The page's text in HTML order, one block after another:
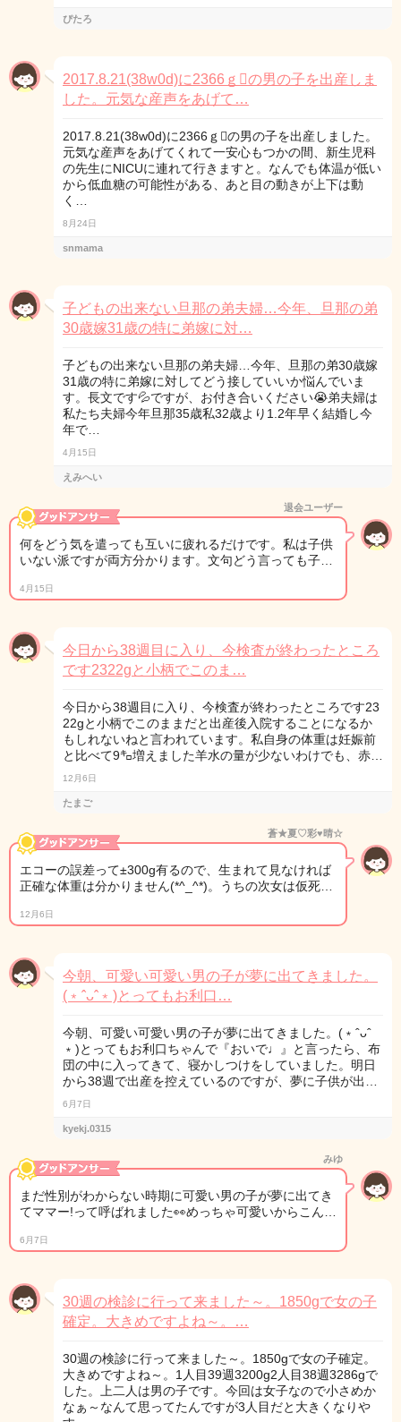
ぴたろ
2017.8.21(38w0d)に2366ｇの男の子を出産しま
した。元気な産声をあげて…
2017.8.21(38w0d)に2366ｇの男の子を出産しました。
元気な産声をあげてくれて一安心もつかの間、新生児科
の先生にNICUに連れて行きますと。なんでも体温が低い
から低血糖の可能性がある、あと目の動きが上下は動
く…
8月24日
snmama
子どもの出来ない旦那の弟夫婦…今年、旦那の弟
30歳嫁31歳の特に弟嫁に対…
子どもの出来ない旦那の弟夫婦…今年、旦那の弟30歳嫁
31歳の特に弟嫁に対してどう接していいか悩んでいま
す。長文です💦ですが、お付き合いください😭弟夫婦は
私たち夫婦今年旦那35歳私32歳より1.2年早く結婚し今
年で…
4月15日
えみへい
退会ユーザー
何をどう気を遣っても互いに疲れるだけです。私は子供
いない派ですが両方分かります。文句どう言っても子…
4月15日
今日から38週目に入り、今検査が終わったところ
です2322gと小柄でこのま…
今日から38週目に入り、今検査が終わったところです23
22gと小柄でこのままだと出産後入院することになるか
もしれないねと言われています。私自身の体重は妊娠前
と比べて9㌔増えました羊水の量が少ないわけでも、赤…
12月6日
たまご
蒼★夏♡彩♥晴☆
エコーの誤差って±300g有るので、生まれて見なければ
正確な体重は分かりません(*^_^*)。うちの次女は仮死…
12月6日
今朝、可愛い可愛い男の子が夢に出てきました。
(﹡ˆᴗˆ﹡)とってもお利口…
今朝、可愛い可愛い男の子が夢に出てきました。(﹡ˆᴗˆ
﹡)とってもお利口ちゃんで『おいで♩』と言ったら、布
団の中に入ってきて、寝かしつけをしていました。明日
から38週で出産を控えているのですが、夢に子供が出…
6月7日
kyekj.0315
みゆ
まだ性別がわからない時期に可愛い男の子が夢に出てき
てママー!って呼ばれました👀めっちゃ可愛いからこん…
6月7日
30週の検診に行って来ました～。1850gで女の子
確定。大きめですよね～。…
30週の検診に行って来ました～。1850gで女の子確定。
大きめですよね～。1人目39週3200g2人目38週3286gで
した。上二人は男の子です。今回は女子なので小さめか
なぁ～なんて思ってたんですが3人目だと大きくなりや